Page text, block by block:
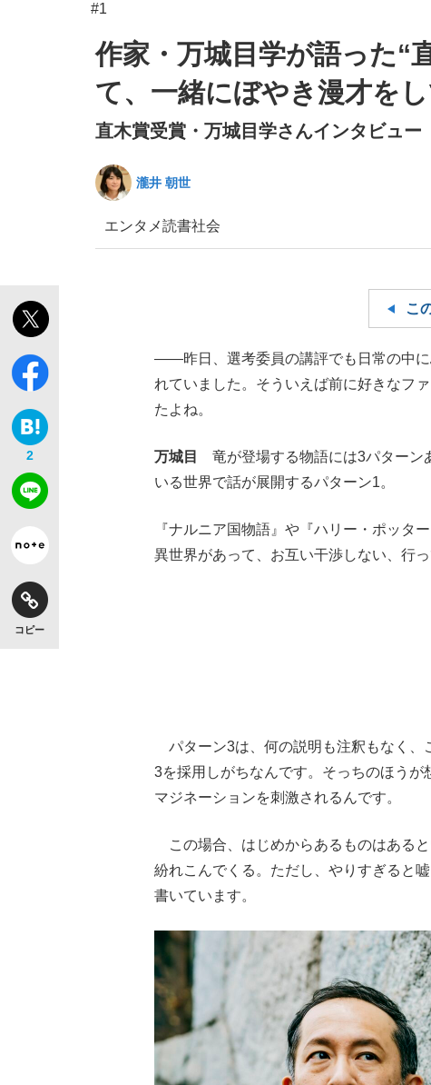
「目標達成できなかったからと言って…」サッ
#1
作家・万城目学が語った“
て、一緒にぼやき漫才を
直木賞受賞・万城目学さんインタビュー
瀧井 朝世
エンタメ読書社会
2
コピー
こ
――昨日、選考委員の講評でも日常の中に
れていました。そういえば前に好きなフ
たよね。
万城目
竜が登場する物語には3パターン
いる世界で話が展開するパターン1。
『ナルニア国物語』や『ハリー・ポッタ
異世界があって、お互い干渉しない、行
パターン3は、何の説明も注釈もなく、
3を採用しがちなんです。そっちのほう
マジネーションを刺激されるんです。
この場合、はじめからあるものはある
紛れこんでくる。ただし、やりすぎると
書いています。